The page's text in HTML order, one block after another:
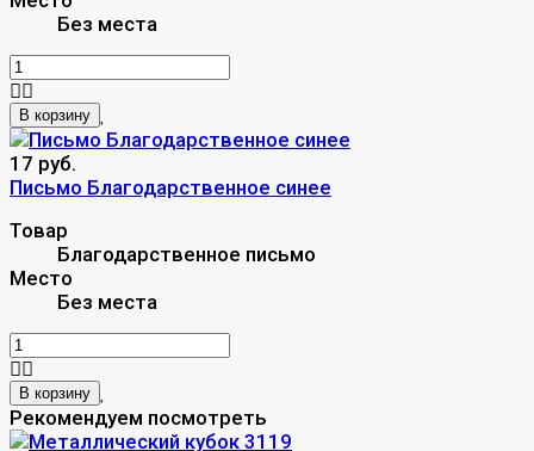
Без места
В корзину
17 руб.
Письмо Благодарственное синее
Товар
Благодарственное письмо
Место
Без места
В корзину
Рекомендуем посмотреть